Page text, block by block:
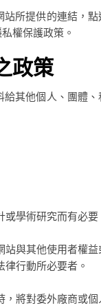
所提供的連結，
權保護政策。
政策
其他個人、團體
學術研究而有必
與其他使用者權
行動所必要者。
將對委外廠商或個